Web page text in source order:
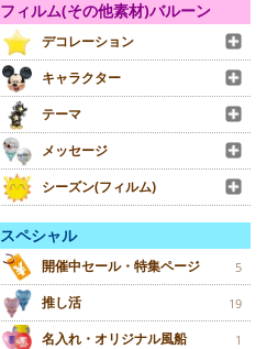
フィルム(その他素材)バルーン
デコレーション
キャラクター
テーマ
メッセージ
シーズン(フィルム)
スペシャル
開催中セール・特集ページ 5
推し活 19
名入れ・オリジナル風船 1